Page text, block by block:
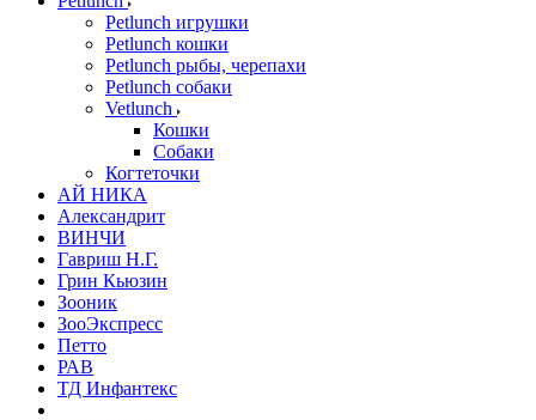
Petlunch игрушки
Petlunch кошки
Petlunch рыбы, черепахи
Petlunch собаки
Vetlunch
Кошки
Собаки
Когтеточки
АЙ НИКА
Александрит
ВИНЧИ
Гавриш Н.Г.
Грин Кьюзин
Зооник
ЗооЭкспресс
Петто
РАВ
ТД Инфантекс